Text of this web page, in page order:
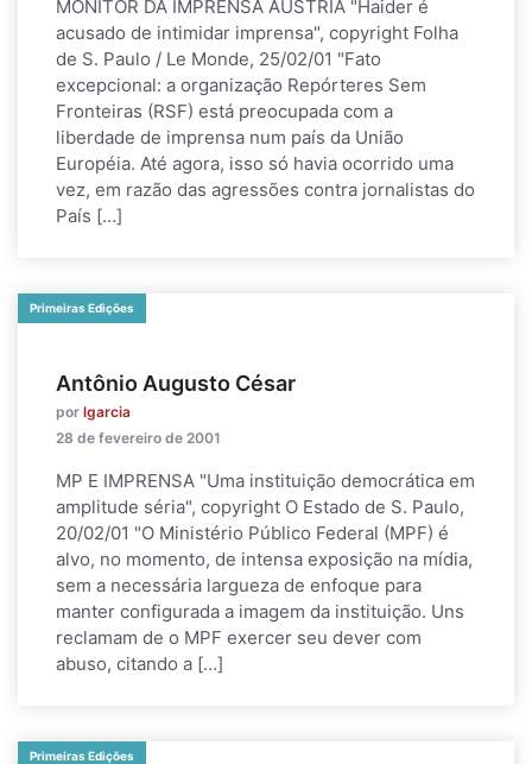
MONITOR DA IMPRENSA ÁUSTRIA "Haider é
acusado de intimidar imprensa", copyright Folha
de S. Paulo / Le Monde, 25/02/01 "Fato
excepcional: a organização Repórteres Sem
Fronteiras (RSF) está preocupada com a
liberdade de imprensa num país da União
Européia. Até agora, isso só havia ocorrido uma
vez, em razão das agressões contra jornalistas do
País […]
Primeiras Edições
Antônio Augusto César
por lgarcia
28 de fevereiro de 2001
MP E IMPRENSA "Uma instituição democrática em
amplitude séria", copyright O Estado de S. Paulo,
20/02/01 "O Ministério Público Federal (MPF) é
alvo, no momento, de intensa exposição na mídia,
sem a necessária largueza de enfoque para
manter configurada a imagem da instituição. Uns
reclamam de o MPF exercer seu dever com
abuso, citando a […]
Primeiras Edições